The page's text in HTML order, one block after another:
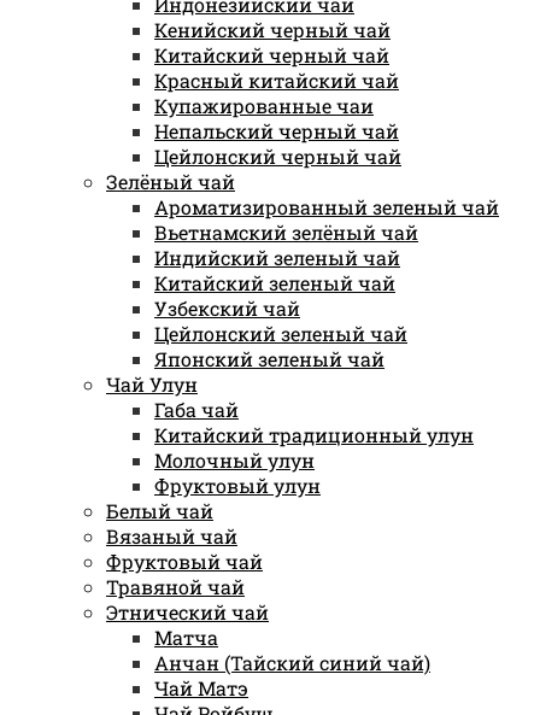
Кенийский черный чай
Китайский черный чай
Красный китайский чай
Купажированные чаи
Непальский черный чай
Цейлонский черный чай
Зелёный чай
Ароматизированный зеленый чай
Вьетнамский зелёный чай
Индийский зеленый чай
Китайский зеленый чай
Узбекский чай
Цейлонский зеленый чай
Японский зеленый чай
Чай Улун
Габа чай
Китайский традиционный улун
Молочный улун
Фруктовый улун
Белый чай
Вязаный чай
Фруктовый чай
Травяной чай
Этнический чай
Матча
Анчан (Тайский синий чай)
Чай Матэ